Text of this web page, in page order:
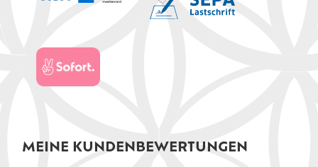
MEINE KUNDENBEWERTUNGEN